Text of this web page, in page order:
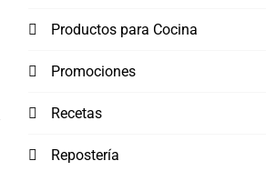
Productos para Cocina
Promociones
Recetas
Repostería